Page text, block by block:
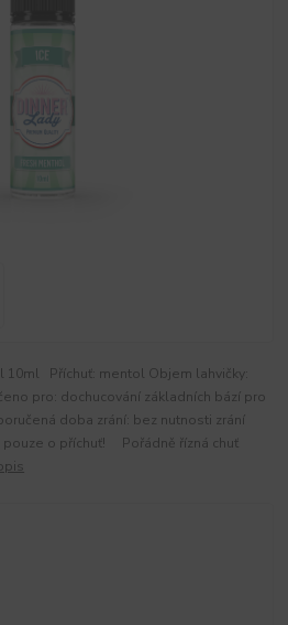
10ml Příchuť: mentol Objem lahvičky:
pro: dochucování základních bází pro
doba zrání: bez nutnosti zrání
o příchuť! Pořádně řízná chuť